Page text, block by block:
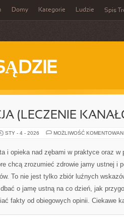
Domy Kategorie Ludzie Spis
(LECZENIE
STY - 4 - 2026 MOŻLIWOŚĆ
i opieka nad zębami w praktyce oraz w
chcą zrozumieć zdrowie jamy ustnej i
To nie jest tylko zbiór luźnych
o jamę ustną na co dzień, jak
fakty od obiegowych opinii. Ciekawe